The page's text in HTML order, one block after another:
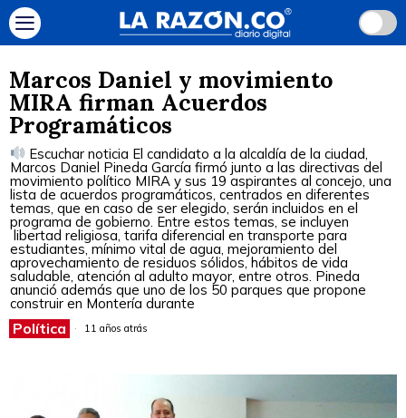
Marcos Daniel y movimiento
MIRA firman Acuerdos
Programáticos
Escuchar noticia El candidato a la alcaldía de la ciudad,
Marcos Daniel Pineda García firmó junto a las directivas del
movimiento político MIRA y sus 19 aspirantes al concejo, una
lista de acuerdos programáticos, centrados en diferentes
temas, que en caso de ser elegido, serán incluidos en el
programa de gobierno. Entre estos temas, se incluyen
libertad religiosa, tarifa diferencial en transporte para
estudiantes, mínimo vital de agua, mejoramiento del
aprovechamiento de residuos sólidos, hábitos de vida
saludable, atención al adulto mayor, entre otros. Pineda
anunció además que uno de los 50 parques que propone
construir en Montería durante
Política 11 años atrás